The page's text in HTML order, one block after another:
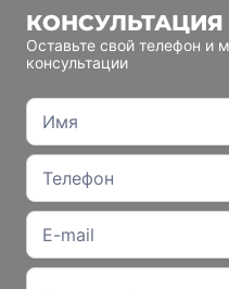
Оставьте свой телефон
консультации